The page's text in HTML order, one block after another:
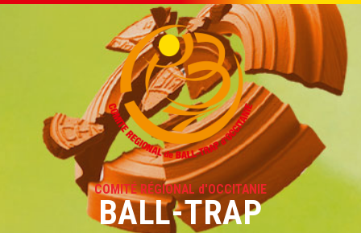
COMITÉ RÉGIONAL d'OCCITANIE
BALL-TRAP